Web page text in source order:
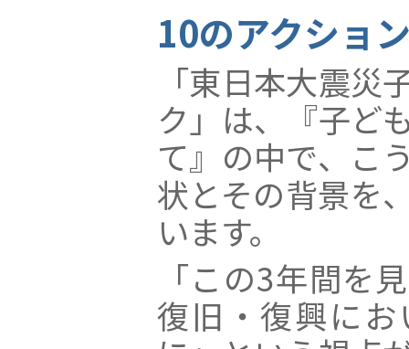
10のアクショ
「東日本大震災
ク」は、『子ど
て』の中で、こ
状とその背景を
います。
「この3年間を
復旧・復興に